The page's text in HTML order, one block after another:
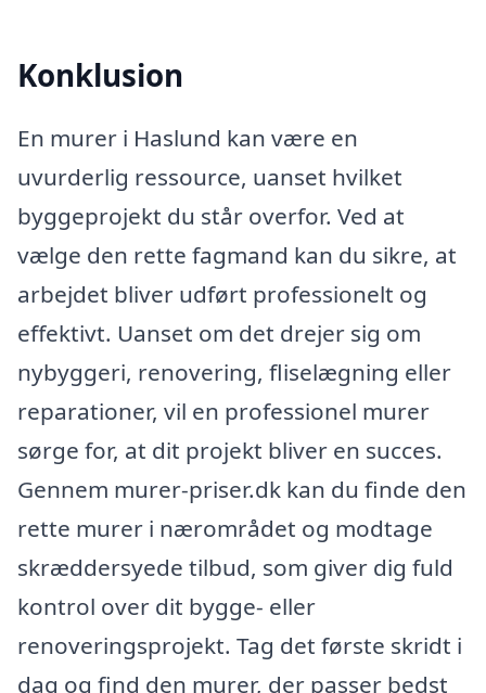
Konklusion
En murer i Haslund kan være en
uvurderlig ressource, uanset hvilket
byggeprojekt du står overfor. Ved at
vælge den rette fagmand kan du sikre, at
arbejdet bliver udført professionelt og
effektivt. Uanset om det drejer sig om
nybyggeri, renovering, fliselægning eller
reparationer, vil en professionel murer
sørge for, at dit projekt bliver en succes.
Gennem murer-priser.dk kan du finde den
rette murer i nærområdet og modtage
skræddersyede tilbud, som giver dig fuld
kontrol over dit bygge- eller
renoveringsprojekt. Tag det første skridt i
dag og find den murer, der passer bedst